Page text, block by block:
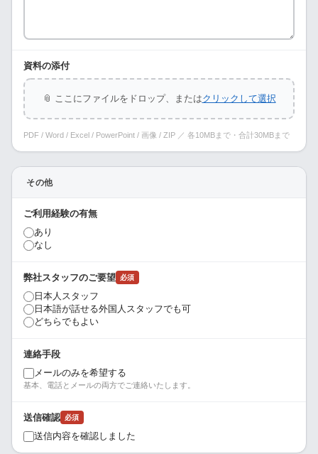
資料の添付
📎 ここにファイルをドロップ、またはクリックして選択
PDF / Word / Excel / PowerPoint / 画像 / ZIP ／ 各10MBまで・合計30MBまで
その他
ご利用経験の有無
あり
なし
弊社スタッフのご要望 必須
日本人スタッフ
日本語が話せる外国人スタッフでも可
どちらでもよい
連絡手段
メールのみを希望する
基本、電話とメールの両方でご連絡いたします。
送信確認 必須
送信内容を確認しました